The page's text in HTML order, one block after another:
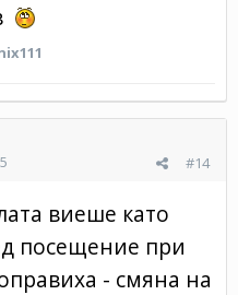
#14
виеше като
посещение при
- смяна на